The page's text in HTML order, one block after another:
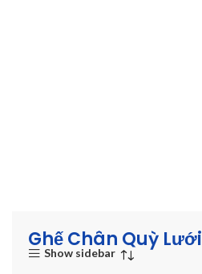
Ghế Chân Quỳ Lưới
Show sidebar